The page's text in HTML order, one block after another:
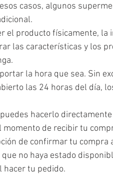
casos, algunos
el producto físicamente, la
las características y los
la hora que sea. Sin
las 24 horas del día,
hacerlo
de recibir tu
de confirmar tu compra
no haya estado
hacer tu pedido.